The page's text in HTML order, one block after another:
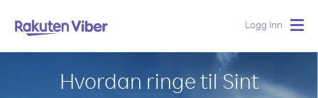
Logg Inn
Hvordan ringe til Sint